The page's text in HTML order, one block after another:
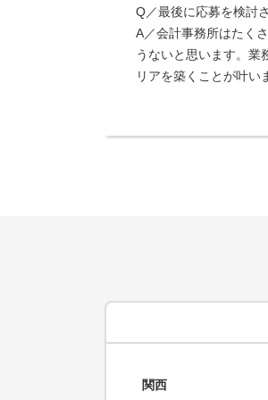
Q／最後に応募を検討
A／会計事務所はたく
うないと思います。業
リアを築くことが叶い
関西